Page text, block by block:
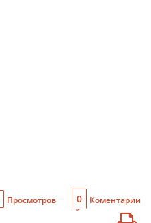
Просмотров 0 Коментарии